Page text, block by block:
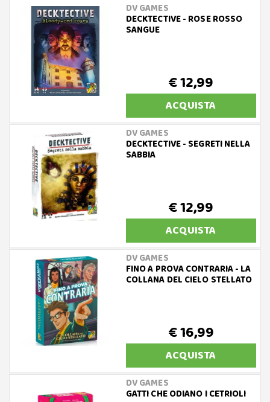
DV GAMES
DECKTECTIVE - ROSE ROSSO
SANGUE
€ 12,99
ACQUISTA
DV GAMES
DECKTECTIVE - SEGRETI NELLA
SABBIA
€ 12,99
ACQUISTA
DV GAMES
FINO A PROVA CONTRARIA - LA
COLLANA DEL CIELO STELLATO
€ 16,99
ACQUISTA
DV GAMES
GATTI CHE ODIANO I CETRIOLI